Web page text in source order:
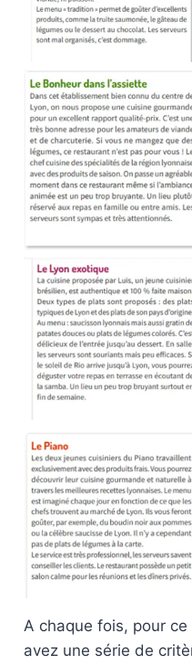
A chaque fois, pour
avez une série de